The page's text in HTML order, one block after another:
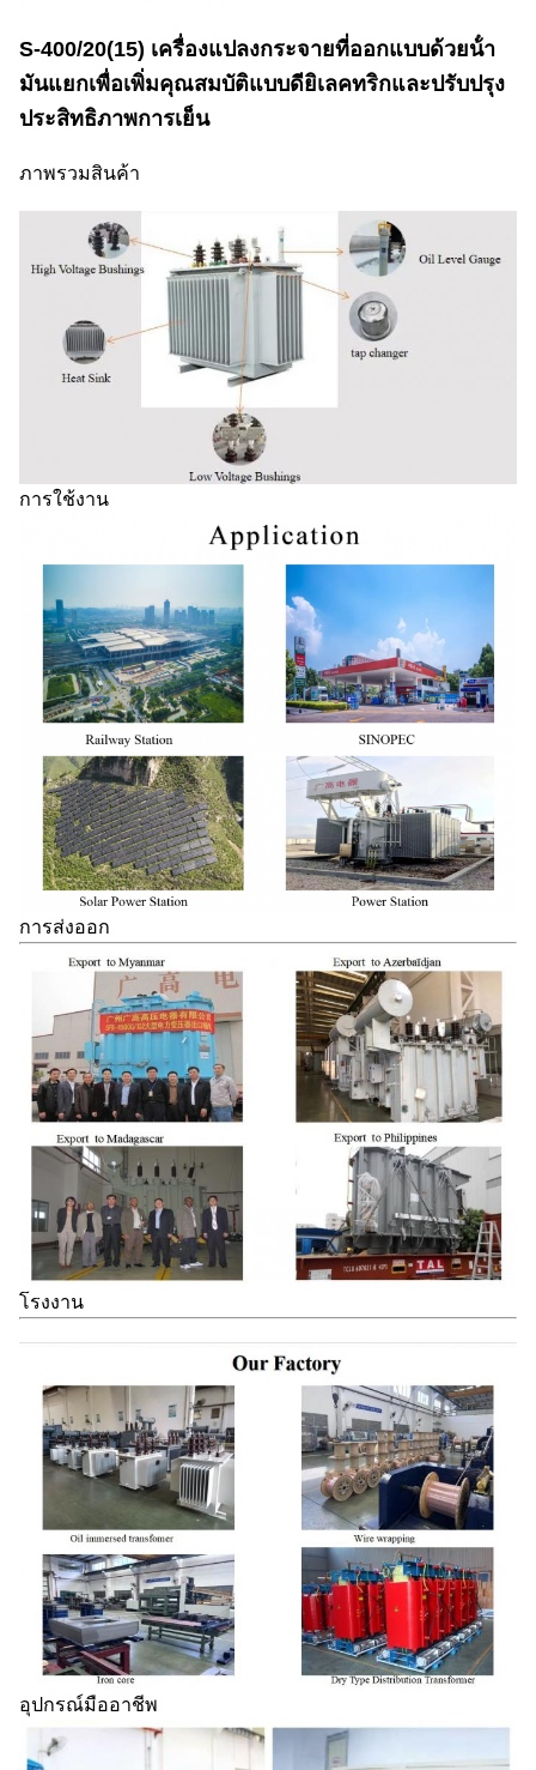
S-400/20(15) เครื่องแปลงกระจายที่ออกแบบด้วยน้ํา
มันแยกเพื่อเพิ่มคุณสมบัติแบบดียิเลคทริกและปรับปรุง
ประสิทธิภาพการเย็น
ภาพรวมสินค้า
การใช้งาน
การส่งออก
โรงงาน
อุปกรณ์มืออาชีพ